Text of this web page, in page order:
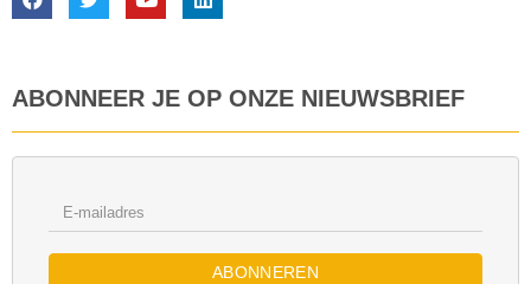
ABONNEER JE OP ONZE NIEUWSBRIEF
ABONNEREN